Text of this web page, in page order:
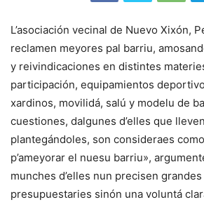
L’asociación vecinal de Nuevo Xixón,
reclamen meyores pal barriu,
y reivindicaciones en distintes
participación, equipamientos
xardinos, movilidá, salú y modelu de
cuestiones, dalgunes d’elles que
plantegándoles, son consideraes
p’ameyorar el nuesu barriu»,
munches d’elles nun precisen
presupuestaries sinón una voluntá